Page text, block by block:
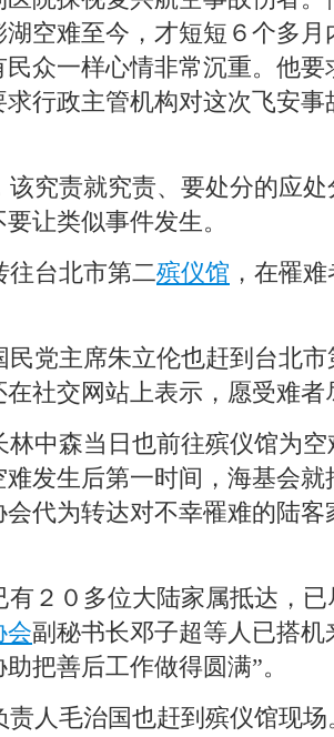
空难至今，才短短６个多
众一样心情非常沉重。他
行政主管机构对这次飞安
该究责就究责、要处分的应
让类似事件发生。
台北市第二殡仪馆 ，在罹
党主席朱立伦也赶到台北市
社交网站上表示，愿受难者
中森当日也前往殡仪馆为空
发生后第一时间，海基会
代为转达对不幸罹难的陆
２０多位大陆家属抵达，已
会副秘书长邓子超等人已搭机
把善后工作做得圆满”。
人毛治国也赶到殡仪馆现场